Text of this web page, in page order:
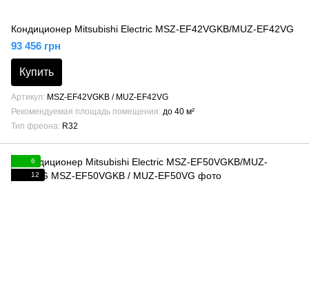
Кондиционер Mitsubishi Electric MSZ-EF42VGKB/MUZ-EF42VG
93 456 грн
Купить
Артикул
MSZ-EF42VGKB / MUZ-EF42VG
Рекомендуемая площадь помещения до 40 м²
Тип фреона R32
6
12